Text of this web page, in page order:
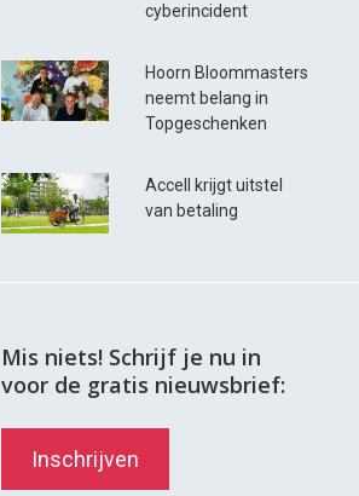
cyberincident
Hoorn Bloommasters
neemt belang in
Topgeschenken
Accell krijgt uitstel
van betaling
Mis niets! Schrijf je nu in
voor de gratis nieuwsbrief:
Inschrijven